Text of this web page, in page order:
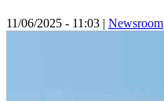
11/06/2025 - 11:03 | Newsroom